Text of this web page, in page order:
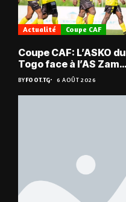
Actualité Coupe CAF
Coupe CAF: L’ASKO du
Togo face à l’AS Zam
du Niger
BYFOOT.TG 6 AOÛT 2026